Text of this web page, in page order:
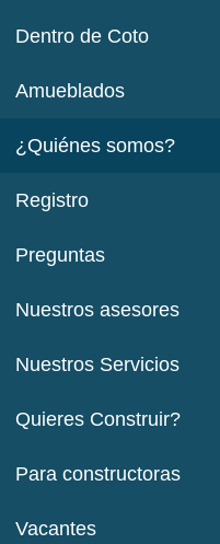
Dentro de Coto
Amueblados
¿Quiénes somos?
Registro
Preguntas
Nuestros asesores
Nuestros Servicios
Quieres Construir?
Para constructoras
Vacantes